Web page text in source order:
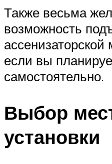
Также весьма
возможность
если вы
самостоятельно.
Выбор
установки